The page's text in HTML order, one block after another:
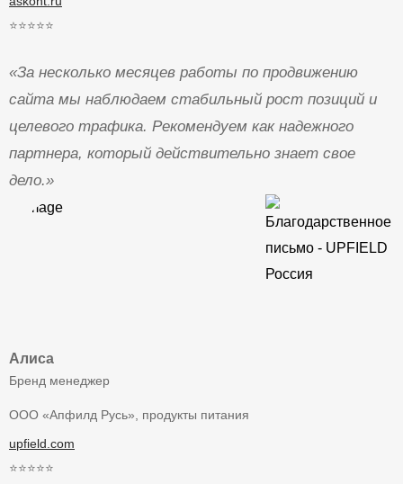
⭐⭐⭐⭐⭐
«За несколько месяцев работы по продвижению
сайта мы наблюдаем стабильный рост позиций и
целевого трафика. Рекомендуем как надежного
партнера, который действительно знает свое
дело.»
Алиса
Бренд менеджер
ООО «Апфилд Русь», продукты питания
upfield.com
⭐⭐⭐⭐⭐